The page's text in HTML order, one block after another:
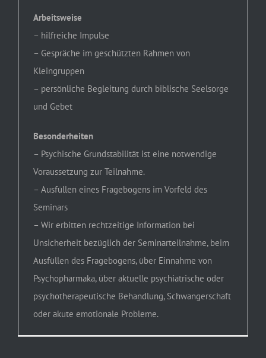
Arbeitsweise
– hilfreiche Impulse
– Gespräche im geschützten Rahmen von
Kleingruppen
– persönliche Begleitung durch biblische Seelsorge
und Gebet
Besonderheiten
– Psychische Grundstabilität ist eine notwendige
Voraussetzung zur Teilnahme.
– Ausfüllen eines Fragebogens im Vorfeld des
Seminars
– Wir erbitten rechtzeitige Information bei
Unsicherheit bezüglich der Seminarteilnahme, beim
Ausfüllen des Fragebogens, über Einnahme von
Psychopharmaka, über aktuelle psychiatrische oder
psychotherapeutische Behandlung, Schwangerschaft
oder akute emotionale Probleme.